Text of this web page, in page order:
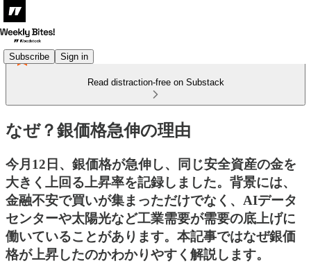
Subscribe Sign in
Read distraction-free on Substack
なぜ？銀価格急伸の理由
今月12日、銀価格が急伸し、同じ安全資産の金を
大きく上回る上昇率を記録しました。背景には、
金融不安で買いが集まっただけでなく、AIデータ
センターや太陽光など工業需要が需要の底上げに
働いていることがあります。本記事ではなぜ銀価
格が上昇したのかわかりやすく解説します。